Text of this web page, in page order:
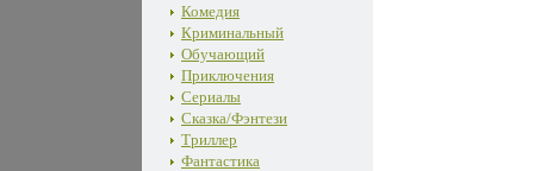
Комедия
Криминальный
Обучающий
Приключения
Сериалы
Сказка/Фэнтези
Триллер
Фантастика